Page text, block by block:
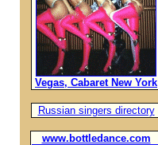
Vegas, Cabaret New York
Russian singers directory
www.bottledance.com